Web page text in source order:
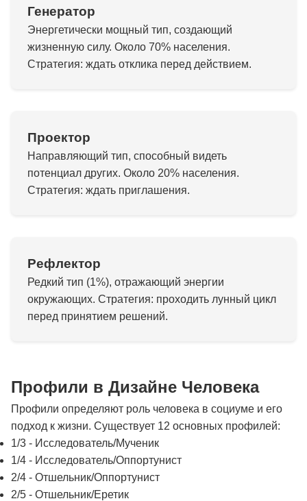
Генератор
Энергетически мощный тип, создающий
жизненную силу. Около 70% населения.
Стратегия: ждать отклика перед действием.
Проектор
Направляющий тип, способный видеть
потенциал других. Около 20% населения.
Стратегия: ждать приглашения.
Рефлектор
Редкий тип (1%), отражающий энергии
окружающих. Стратегия: проходить лунный цикл
перед принятием решений.
Профили в Дизайне Человека
Профили определяют роль человека в социуме и его
подход к жизни. Существует 12 основных профилей:
1/3 - Исследователь/Мученик
1/4 - Исследователь/Оппортунист
2/4 - Отшельник/Оппортунист
2/5 - Отшельник/Еретик